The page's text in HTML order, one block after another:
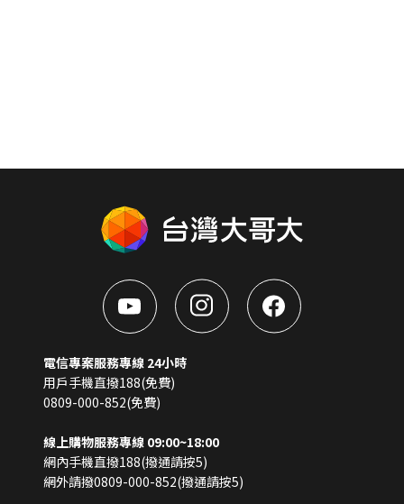
電信專案服務專線 24小時
用戶手機直撥188(免費)
0809-000-852(免費)
線上購物服務專線 09:00~18:00
網內手機直撥188(撥通請按5)
網外請撥0809-000-852(撥通請按5)